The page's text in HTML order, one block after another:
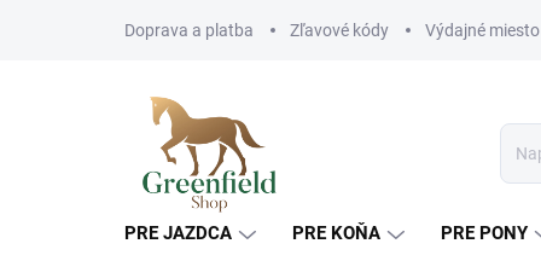
Doprava a platba Zľavové kódy Výdajné miesto
PRE JAZDCA PRE KOŇA PRE PONY